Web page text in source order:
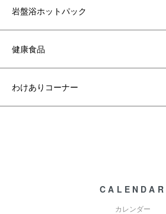
岩盤浴ホットパック
健康食品
わけありコーナー
CALENDAR
カレンダー